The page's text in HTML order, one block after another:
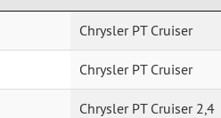
Auto
Chrysler PT Cruiser
Chrysler PT Cruiser
Chrysler PT Cruiser 2,4